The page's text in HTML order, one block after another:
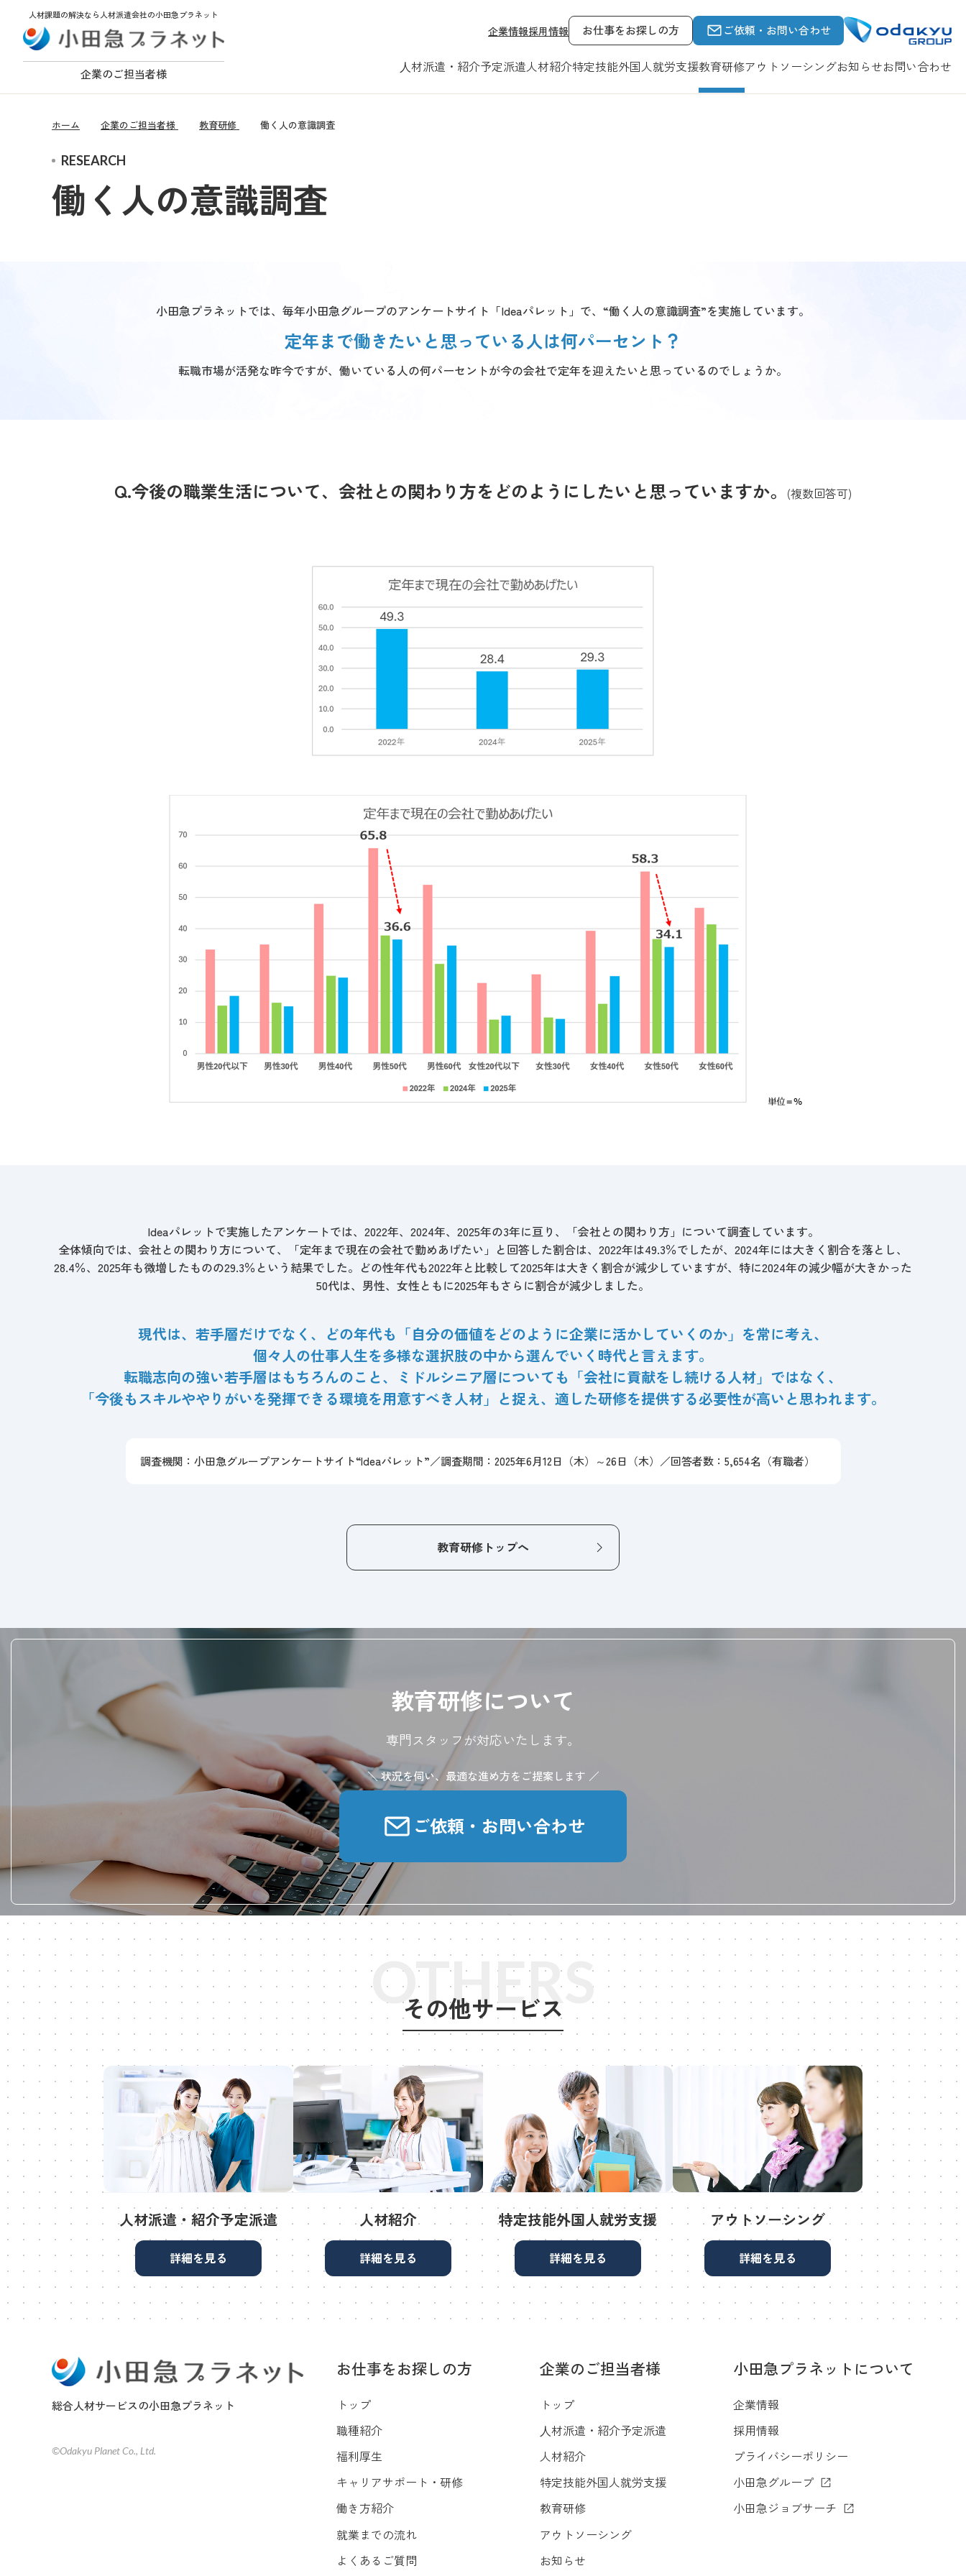
人材課題の解決なら人材派遣会社の小田急プラネット
企業のご担当者様
企業情報採用情報 お仕事をお探しの方 ご依頼・お問い合わせ
⼈材派遣・紹介予定派遣人材紹介特定技能外国人就労支援教育研修アウトソーシングお知らせお問い合わせ
ホーム 企業のご担当者様 教育研修 働く人の意識調査
RESEARCH
働く人の意識調査
小田急プラネットでは、毎年小田急グループのアンケートサイト「Ideaパレット」で、“働く人の意識調査”を実施しています。
定年まで働きたいと思っている人は何パーセント？
転職市場が活発な昨今ですが、働いている人の何パーセントが今の会社で定年を迎えたいと思っているのでしょうか。
Q.今後の職業生活について、会社との関わり方をどのようにしたいと思っていますか。 (複数回答可)
Ideaパレットで実施したアンケートでは、2022年、2024年、2025年の3年に亘り、「会社との関わり方」について調査しています。
全体傾向では、会社との関わり方について、「定年まで現在の会社で勤めあげたい」と回答した割合は、2022年は49.3％でしたが、 2024年には大きく割合を落とし、
28.4％、2025年も微増したものの29.3％という結果でした。 どの性年代も2022年と比較して2025年は大きく割合が減少していますが、 特に2024年の減少幅が大きかった
50代は、男性、女性ともに2025年もさらに割合が減少しました。
現代は、若手層だけでなく、どの年代も「自分の価値をどのように企業に活かしていくのか」を常に考え、
個々人の仕事人生を多様な選択肢の中から選んでいく時代と言えます。
転職志向の強い若手層はもちろんのこと、ミドルシニア層についても「会社に貢献をし続ける人材」ではなく、
「今後もスキルややりがいを発揮できる環境を用意すべき人材」と捉え、適した研修を提供する必要性が高いと思われます。
調査機関：小田急グループアンケートサイト“Ideaパレット”／調査期間：2025年6月12日（木）～26日（木） ／回答者数：5,654名（有職者）
教育研修トップへ
教育研修について
専門スタッフが対応いたします。
＼ 状況を伺い、最適な進め方をご提案します ／
ご依頼・お問い合わせ
OTHERS
その他サービス
人材派遣・紹介予定派遣
詳細を見る
人材紹介
詳細を見る
特定技能外国人就労支援
詳細を見る
アウトソーシング
詳細を見る
総合人材サービスの小田急プラネット
©Odakyu Planet Co., Ltd.
お仕事をお探しの方
トップ
職種紹介
福利厚生
キャリアサポート・研修
働き方紹介
就業までの流れ
よくあるご質問
企業のご担当者様
トップ
⼈材派遣・紹介予定派遣
人材紹介
特定技能外国人就労支援
教育研修
アウトソーシング
お知らせ
小田急プラネットについて
企業情報
採用情報
プライバシーポリシー
小田急グループ
小田急ジョブサーチ